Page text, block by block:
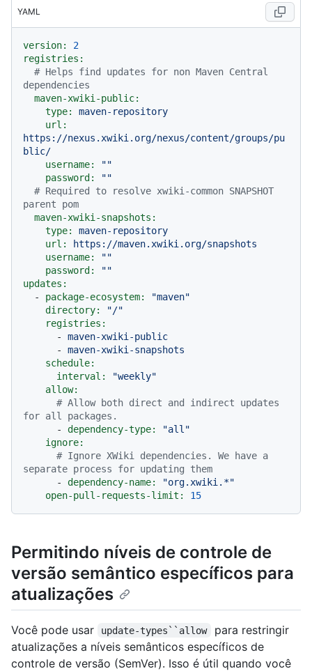
YAML
version:
2
registries:
# Helps find updates for non Maven Central
dependencies
maven-xwiki-public:
type:
maven-repository
url:
https://nexus.xwiki.org/nexus/content/groups/pu
blic/
username:
""
password:
""
# Required to resolve xwiki-common SNAPSHOT
parent pom
maven-xwiki-snapshots:
type:
maven-repository
url:
https://maven.xwiki.org/snapshots
username:
""
password:
""
updates:
-
package-ecosystem:
"maven"
directory:
"/"
registries:
-
maven-xwiki-public
-
maven-xwiki-snapshots
schedule:
interval:
"weekly"
allow:
# Allow both direct and indirect updates
for all packages.
-
dependency-type:
"all"
ignore:
# Ignore XWiki dependencies. We have a
separate process for updating them
-
dependency-name:
"org.xwiki.*"
open-pull-requests-limit:
15
Permitindo níveis de controle de
versão semântico específicos para
atualizações
Você pode usar update-types``allow
para restringir
atualizações a níveis semânticos específicos de
controle de versão (SemVer). Isso é útil quando você